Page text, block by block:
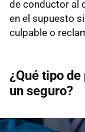
de conductor al
en el supuesto
culpable o
¿Qué tipo
un seguro?